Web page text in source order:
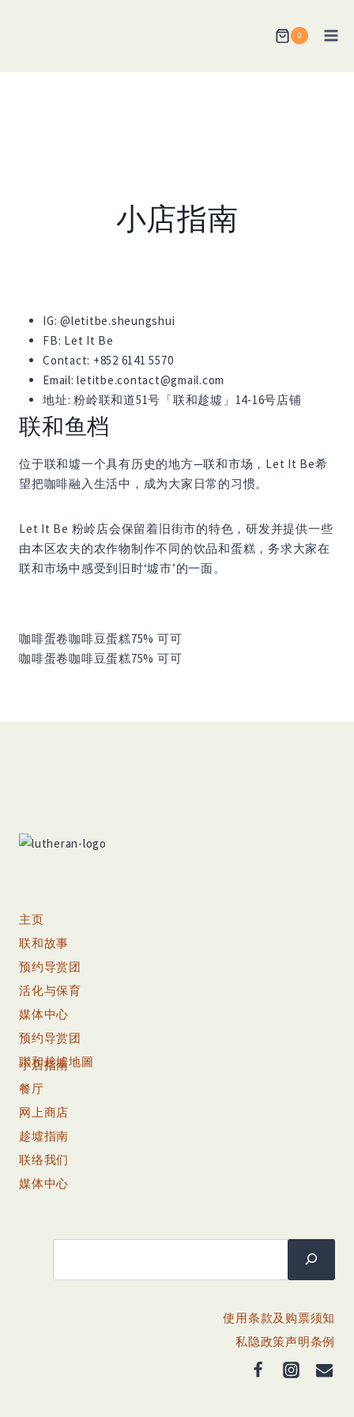
0
小店指南
IG: @letitbe.sheungshui
FB: Let It Be
Contact: +852 6141 5570
Email: letitbe.contact@gmail.com
地址: 粉岭联和道51号「联和趁墟」14-16号店铺
联和鱼档
位于联和墟一个具有历史的地方—联和市场，Let It Be希
望把咖啡融入生活中，成为大家日常的习惯。
Let It Be 粉岭店会保留着旧街市的特色，研发并提供一些
由本区农夫的农作物制作不同的饮品和蛋糕，务求大家在
联和市场中感受到旧时‘墟市’的一面。
咖啡蛋卷咖啡豆蛋糕75% 可可
咖啡蛋卷咖啡豆蛋糕75% 可可
主页
联和故事
预约导赏团
活化与保育
媒体中心
预约导赏团
聯和趁墟地圖
小店指南
餐厅
网上商店
趁墟指南
联络我们
媒体中心
使用条款及购票须知
私隐政策声明条例